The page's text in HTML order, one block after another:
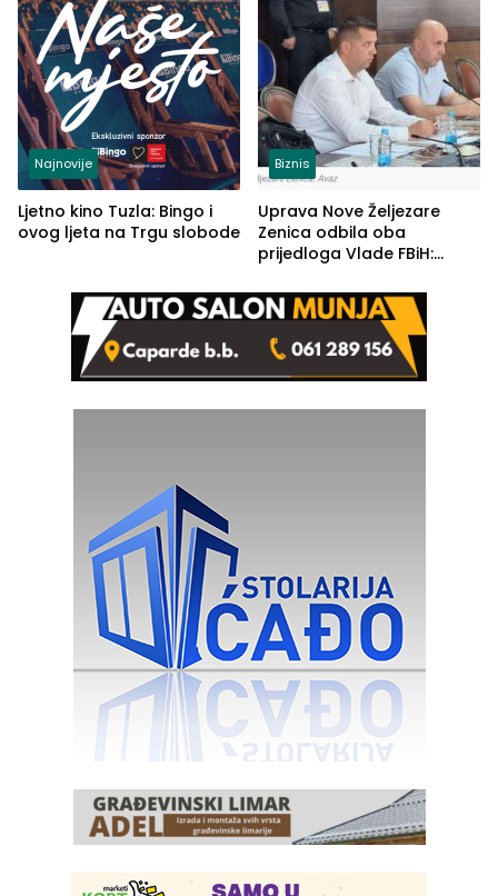
Najnovije
Ljetno kino Tuzla: Bingo i
ovog ljeta na Trgu slobode
Biznis
Uprava Nove Željezare
Zenica odbila oba
prijedloga Vlade FBiH:
rješenje